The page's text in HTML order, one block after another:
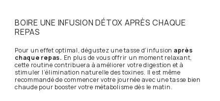
BOIRE UNE INFUSION DÉTOX APRÈS CHAQUE
REPAS
Pour un effet optimal, dégustez une tasse d’infusion après
chaque repas. En plus de vous offrir un moment relaxant,
cette routine contribuera à améliorer votre digestion et à
stimuler l’élimination naturelle des toxines. Il est même
recommandé de commencer votre journée avec une tasse bien
chaude pour booster votre métabolisme dès le matin.